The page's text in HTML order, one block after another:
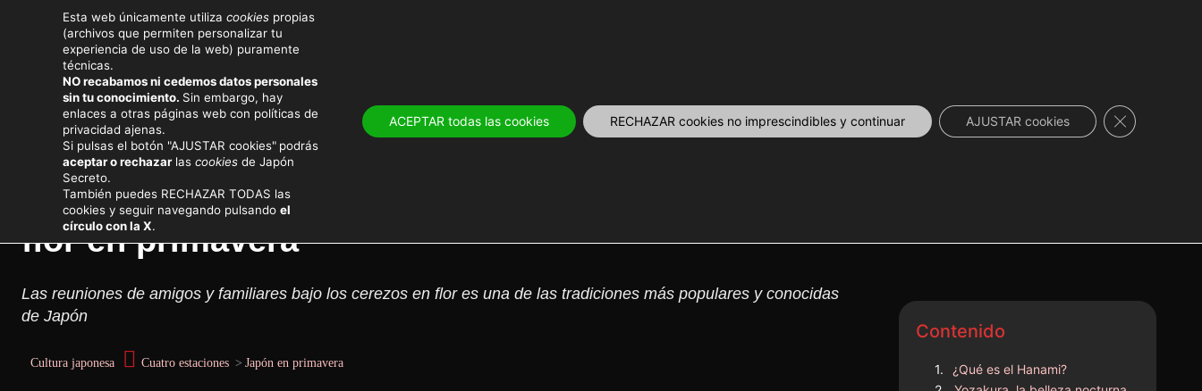
LUGARES
Cultura y sociedad
Hanami en Japón, las fiestas bajo los cerezos en
flor en primavera
Las reuniones de amigos y familiares bajo los cerezos en flor es una de las tradiciones más populares y conocidas
de Japón
Cultura japonesa Cuatro estaciones > Japón en primavera
Contenido
¿Qué es el Hanami?
Esta web únicamente utiliza cookies propias
(archivos que permiten personalizar tu
experiencia de uso de la web) puramente
técnicas.
NO recabamos ni cedemos datos personales
sin tu conocimiento. Sin embargo, hay
enlaces a otras páginas web con políticas de
privacidad ajenas.
Si pulsas el botón "AJUSTAR cookies" podrás
aceptar o rechazarlas cookies de Japón
Secreto.
También puedes RECHAZAR TODAS las
cookies y seguir navegando pulsando el
círculo con la X.
ACEPTAR todas las cookies RECHAZAR cookies no imprescindibles y continuar AJUSTAR cookies Cerrar el